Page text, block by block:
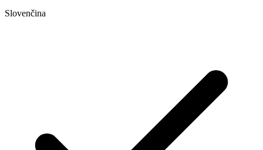
Slovenčina